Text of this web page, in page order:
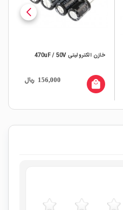
خازن الکترولیتی 470uF / 50V
156,000 ریال local_mall